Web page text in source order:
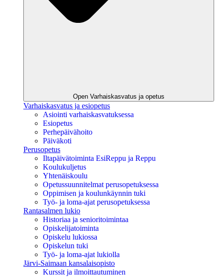
Open Varhaiskasvatus ja opetus
Varhaiskasvatus ja esiopetus
Asiointi varhaiskasvatuksessa
Esiopetus
Perhepäivähoito
Päiväkoti
Perusopetus
Iltapäivätoiminta EsiReppu ja Reppu
Koulukuljetus
Yhtenäiskoulu
Opetussuunnitelmat perusopetuksessa
Oppimisen ja koulunkäynnin tuki
Työ- ja loma-ajat perusopetuksessa
Rantasalmen lukio
Historiaa ja senioritoimintaa
Opiskelijatoiminta
Opiskelu lukiossa
Opiskelun tuki
Työ- ja loma-ajat lukiolla
Järvi-Saimaan kansalaisopisto
Kurssit ja ilmoittautuminen